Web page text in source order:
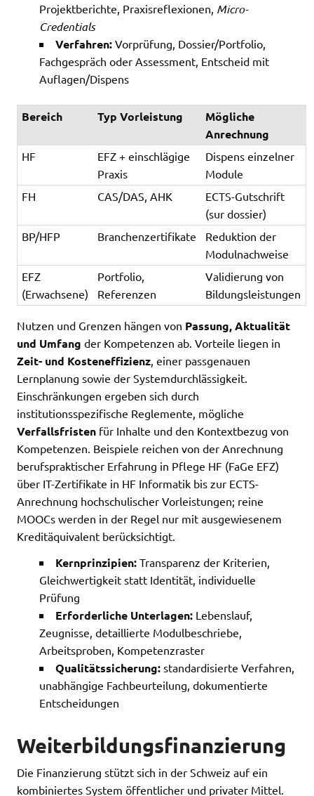
Projektberichte, Praxisreflexionen, Micro-
Credentials
Verfahren: Vorprüfung, Dossier/Portfolio,
Fachgespräch oder Assessment, Entscheid mit
Auflagen/Dispens
Bereich Typ Vorleistung
Mögliche
Anrechnung
HF
EFZ + einschlägige
Praxis
Dispens einzelner
Module
FH
CAS/DAS, AHK
ECTS-Gutschrift
(sur dossier)
BP/HFP
Branchenzertifikate
Reduktion der
Modulnachweise
EFZ
(Erwachsene)
Portfolio,
Referenzen
Validierung von
Bildungsleistungen
Nutzen und Grenzen hängen von Passung, Aktualität
und Umfang der Kompetenzen ab. Vorteile liegen in
Zeit- und Kosteneffizienz , einer passgenauen
Lernplanung sowie der Systemdurchlässigkeit.
Einschränkungen ergeben sich durch
institutionsspezifische Reglemente, mögliche
Verfallsfristen für Inhalte und den Kontextbezug von
Kompetenzen. Beispiele reichen von der Anrechnung
berufspraktischer Erfahrung in Pflege HF (FaGe EFZ)
über IT-Zertifikate in HF Informatik bis zur ECTS-
Anrechnung hochschulischer Vorleistungen; reine
MOOCs werden in der Regel nur mit ausgewiesenem
Kreditäquivalent berücksichtigt.
Kernprinzipien: Transparenz der Kriterien,
Gleichwertigkeit statt Identität, individuelle
Prüfung
Erforderliche Unterlagen: Lebenslauf,
Zeugnisse, detaillierte Modulbeschriebe,
Arbeitsproben, Kompetenzraster
Qualitätssicherung: standardisierte Verfahren,
unabhängige Fachbeurteilung, dokumentierte
Entscheidungen
Weiterbildungsfinanzierung
Die Finanzierung stützt sich in der Schweiz auf ein
kombiniertes System öffentlicher und privater Mittel.